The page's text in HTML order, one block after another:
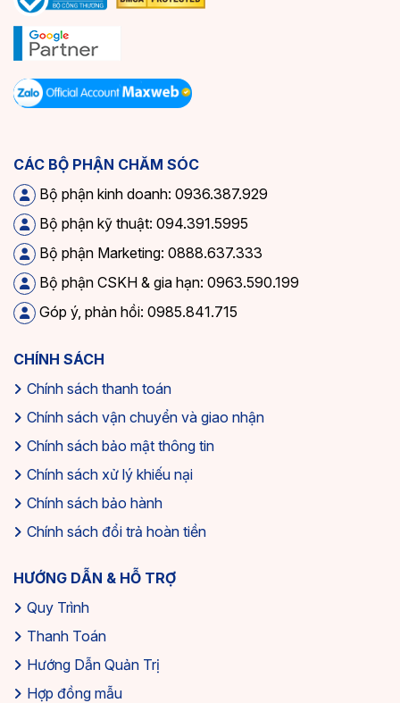
CÁC BỘ PHẬN CHĂM SÓC
Bộ phận kinh doanh: 0936.387.929
Bộ phận kỹ thuật: 094.391.5995
Bộ phận Marketing: 0888.637.333
Bộ phận CSKH & gia hạn: 0963.590.199
Góp ý, phản hồi: 0985.841.715
CHÍNH SÁCH
Chính sách thanh toán
Chính sách vận chuyển và giao nhận
Chính sách bảo mật thông tin
Chính sách xử lý khiếu nại
Chính sách bảo hành
Chính sách đổi trả hoàn tiền
HƯỚNG DẪN & HỖ TRỢ
Quy Trình
Thanh Toán
Hướng Dẫn Quản Trị
Hợp đồng mẫu